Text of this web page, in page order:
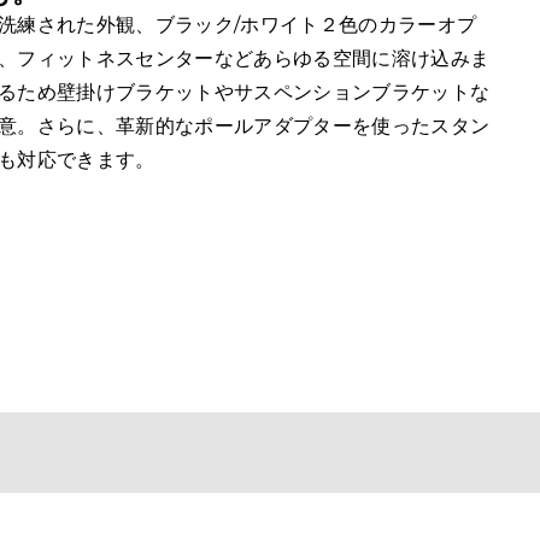
練された外観、ブラック/ホワイト２色のカラーオプ
フィットネスセンターなどあらゆる空間に溶け込みま
ため壁掛けブラケットやサスペンションブラケットな
。さらに、革新的なポールアダプターを使ったスタン
対応できます。